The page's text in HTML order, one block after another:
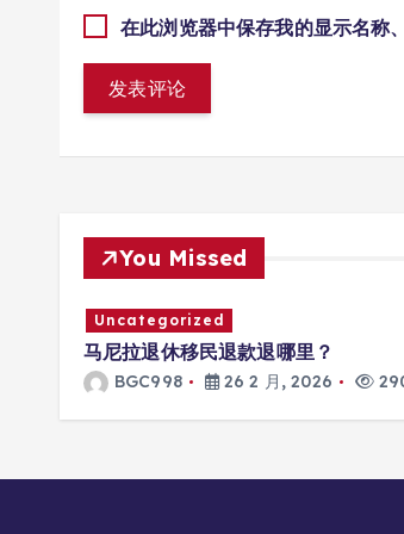
在此浏览器中保存我的显示名称
You Missed
Uncategorized
马尼拉退休移民退款退哪里？
BGC998 26 2 月, 2026